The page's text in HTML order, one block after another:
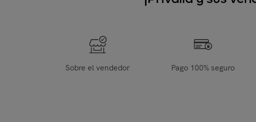
Sobre el vendedor Pago 100% seguro